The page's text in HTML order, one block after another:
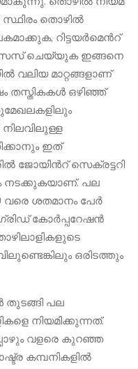
തൊഴിൽ
റിട്ടയർമെന്‍റ്
ചെയ്യുക ഇങ്ങനെ
വലിയ മാറ്റങ്ങളാണ്
തസ്തികകൾ ഒഴിഞ്ഞ്
ഇത്
ജോയിന്‍റ് സെക്രട്ടറി
നടക്കുകയാണ്. പല
ശതമാനം പേർ
കോർപ്പറേഷൻ
ഒരിടത്തും
തുടങ്ങി പല
നിയമിക്കുന്നത്.
വളരെ കുറഞ്ഞ
കമ്പനികളിൽ